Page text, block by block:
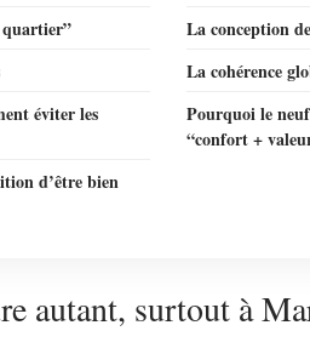
quartier”
La conception
La cohérence
éviter les
Pourquoi le
“confort +
d’être bien
autant, surtout à